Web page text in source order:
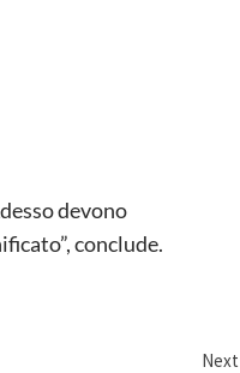
devono
conclude.
Next